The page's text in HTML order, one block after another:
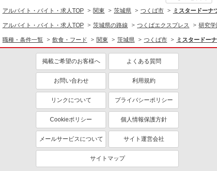
量販店・大型SC・百貨店
未経験歓迎
高校生OK
土日祝休み
車通勤OK
扶養内勤務OK
副業・WワークOK
社会保険あり
まかない・食事補助
社員登用あり
アルバイト・バイト・求人TOP 関東 茨城県 つくば市 ミスタードー
アルバイト・バイト・求人TOP 茨城県の路線 つくばエクスプレス 研究
職種・条件一覧 飲食・フード 関東 茨城県 つくば市 ミスタードー
掲載ご希望のお客様へ よくある質問
お問い合わせ 利用規約
リンクについて プライバシーポリシー
Cookieポリシー 個人情報保護方針
メールサービスについて サイト運営会社
サイトマップ